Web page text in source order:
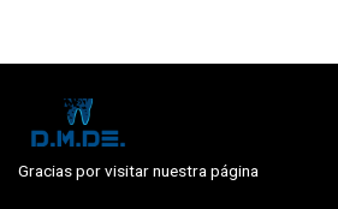
Gracias por visitar nuestra página